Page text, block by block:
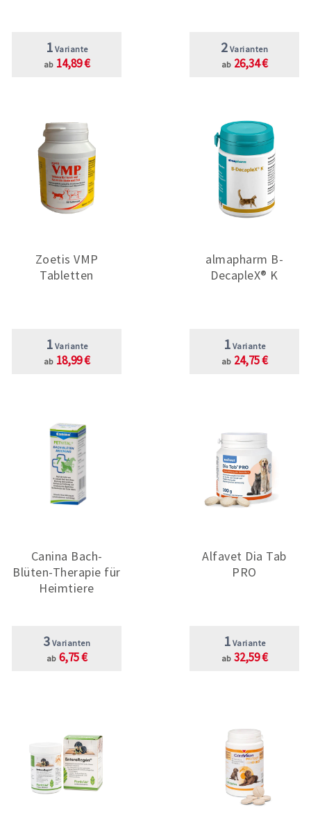
1 Variante
ab 14,89 €
2 Varianten
ab 26,34 €
Zoetis VMP
Tabletten
1 Variante
ab 18,99 €
almapharm B-
DecapleX® K
1 Variante
ab 24,75 €
Canina Bach-
Blüten-Therapie für
Heimtiere
3 Varianten
ab 6,75 €
Alfavet Dia Tab
PRO
1 Variante
ab 32,59 €